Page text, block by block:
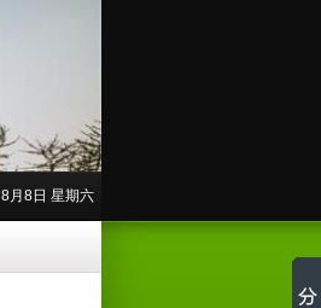
8月8日 星期六